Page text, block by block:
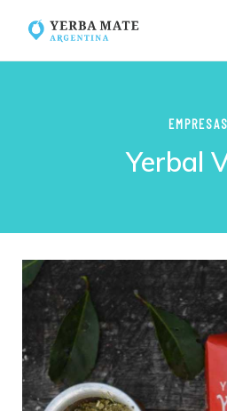
EMPRESAS
Yerbal